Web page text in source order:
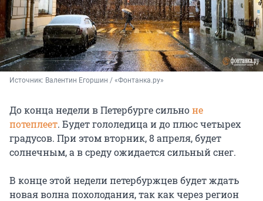
Источник: Валентин Егоршин / «Фонтанка.ру»
До конца недели в Петербурге сильноне
потеплеет. Будет гололедица и до плюс четырех
градусов. При этом вторник, 8 апреля, будет
солнечным, а в среду ожидается сильный снег.
В конце этой недели петербуржцев будет ждать
новая волна похолодания, так как через регион